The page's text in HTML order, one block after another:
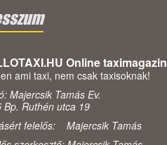
Online taximagazin
ami taxi, nem csak taxisoknak!
Majercsik Tamás Ev.
Bp. Ruthén utca 19
felelős: Majercsik Tamás